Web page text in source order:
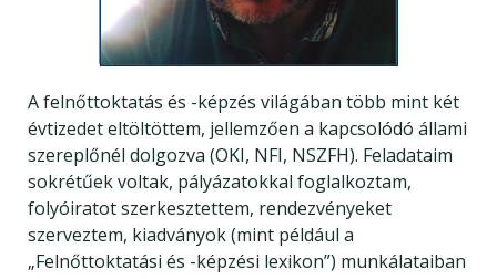
A felnőttoktatás és -képzés világában több mint két
évtizedet eltöltöttem, jellemzően a kapcsolódó állami
szereplőnél dolgozva (OKI, NFI, NSZFH). Feladataim
sokrétűek voltak, pályázatokkal foglalkoztam,
folyóiratot szerkesztettem, rendezvényeket
szerveztem, kiadványok (mint például a
„Felnőttoktatási és -képzési lexikon”) munkálataiban